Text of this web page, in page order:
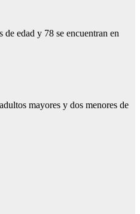
edad y 78 se encuentran en
mayores y dos menores de